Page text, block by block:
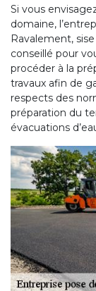
Si vous
domaine,
Ravalement,
conseillé pour
procéder à la
travaux afin de
respects des
préparation du
évacuations